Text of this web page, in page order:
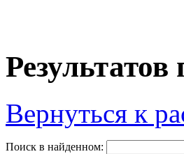
Вернуться к
Поиск в найденном: